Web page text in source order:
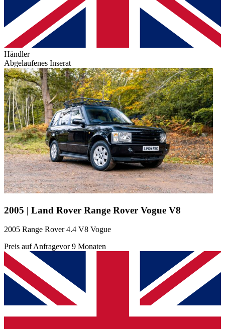
Händler
Abgelaufenes Inserat
2005 | Land Rover Range Rover Vogue V8
2005 Range Rover 4.4 V8 Vogue
Preis auf Anfragevor 9 Monaten